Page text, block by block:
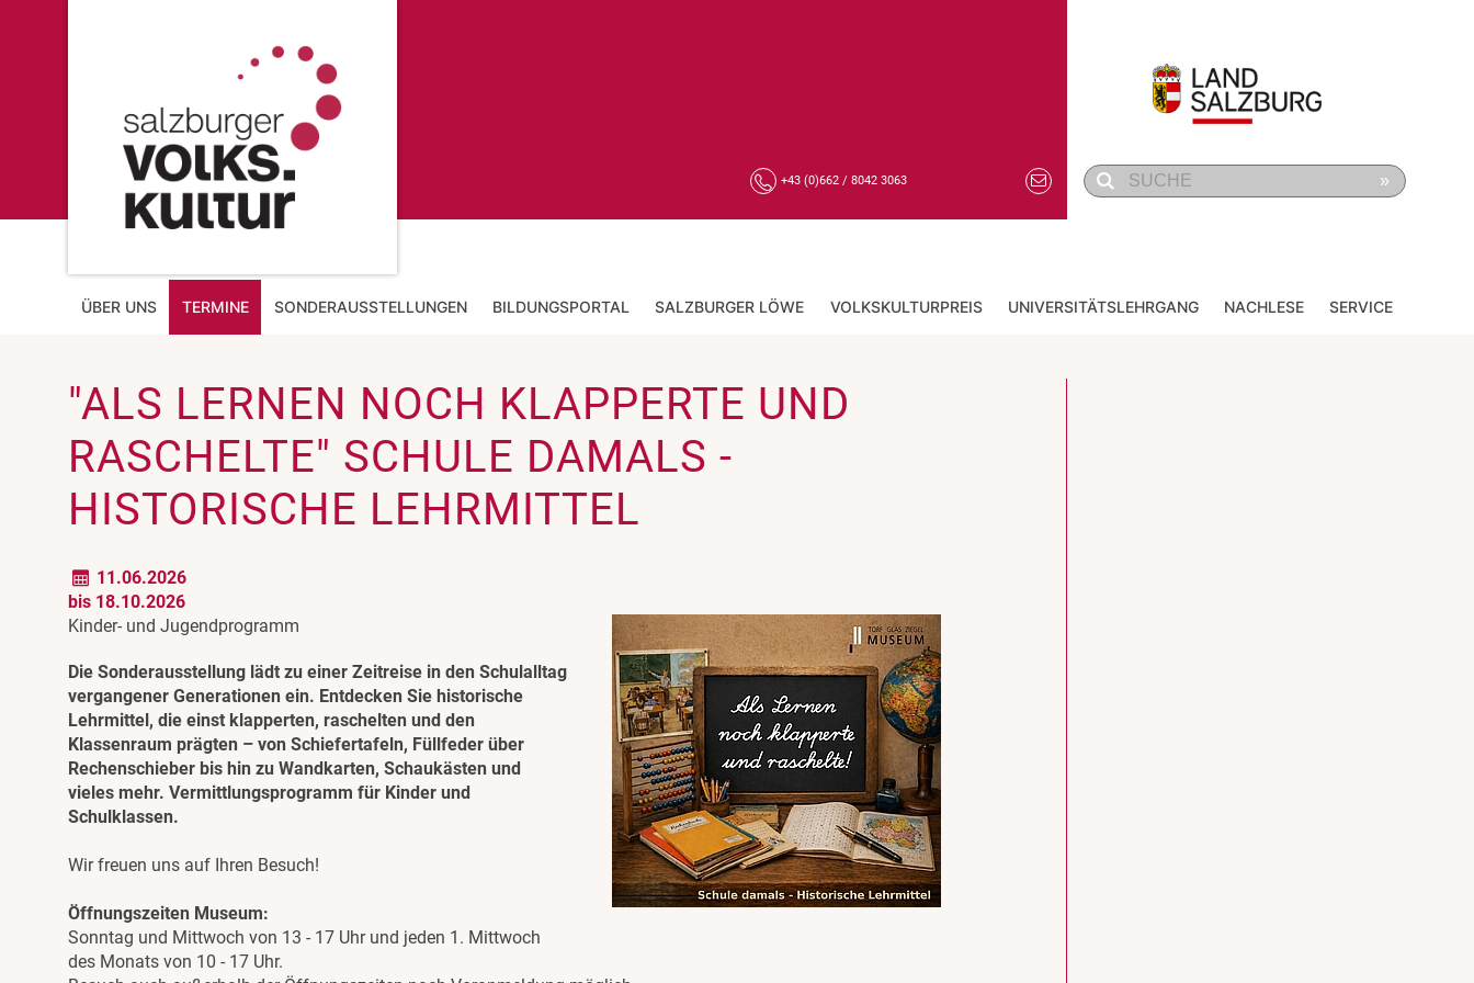
+43 (0)662 / 8042 3063 »
ÜBER UNS TERMINE SONDERAUSSTELLUNGEN BILDUNGSPORTAL SALZBURGER LÖWE VOLKSKULTURPREIS UNIVERSITÄTSLEHRGANG NACHLESE SERVICE
"ALS LERNEN NOCH KLAPPERTE UND
RASCHELTE" SCHULE DAMALS -
HISTORISCHE LEHRMITTEL
11.06.2026
bis 18.10.2026
Kinder- und Jugendprogramm
Die Sonderausstellung lädt zu einer Zeitreise in den Schulalltag
vergangener Generationen ein. Entdecken Sie historische
Lehrmittel, die einst klapperten, raschelten und den
Klassenraum prägten – von Schiefertafeln, Füllfeder über
Rechenschieber bis hin zu Wandkarten, Schaukästen und
vieles mehr. Vermittlungsprogramm für Kinder und
Schulklassen.
Wir freuen uns auf Ihren Besuch!
Öffnungszeiten Museum:
Sonntag und Mittwoch von 13 - 17 Uhr und jeden 1. Mittwoch
des Monats von 10 - 17 Uhr.